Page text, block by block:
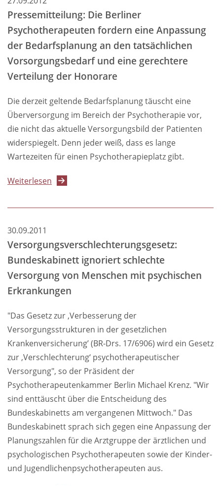
Pressemitteilung: Die Berliner
Psychotherapeuten fordern eine Anpassung
der Bedarfsplanung an den tatsächlichen
Vorsorgungsbedarf und eine gerechtere
Verteilung der Honorare
Die derzeit geltende Bedarfsplanung täuscht eine
Überversorgung im Bereich der Psychotherapie vor,
die nicht das aktuelle Versorgungsbild der Patienten
widerspiegelt. Denn jeder weiß, dass es lange
Wartezeiten für einen Psychotherapieplatz gibt.
Weiterlesen über
Die
fordern
eine
Anpassung
der
an
den
tatsächlichen
Vorsorgungsbedarf
und
eine
gerechtere
Verteilung
der
Honorare
30.09.2011
Versorgungsverschlechterungsgesetz:
Bundeskabinett ignoriert schlechte
Versorgung von Menschen mit psychischen
Erkrankungen
"Das Gesetz zur ‚Verbesserung der
Versorgungsstrukturen in der gesetzlichen
Krankenversicherung’ (BR-Drs. 17/6906) wird ein Gesetz
zur ‚Verschlechterung‘ psychotherapeutischer
Versorgung", so der Präsident der
Psychotherapeutenkammer Berlin Michael Krenz. "Wir
sind enttäuscht über die Entscheidung des
Bundeskabinetts am vergangenen Mittwoch." Das
Bundeskabinett sprach sich gegen eine Anpassung der
Planungszahlen für die Arztgruppe der ärztlichen und
psychologischen Psychotherapeuten sowie der Kinder-
und Jugendlichenpsychotherapeuten aus.